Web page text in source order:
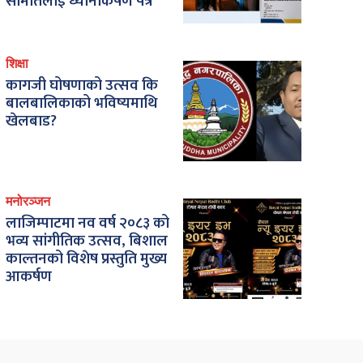
शिक्षा
कागजी घोषणाको उत्सव कि
बालबालिकाको भविष्यमाथि
खेलबाड?
मनोरञ्जन
लाजिम्पाटमा नव वर्ष २०८३ को
भव्य सांगीतिक उत्सव, बिशाल
काल्तनको विशेष प्रस्तुति मुख्य
आकर्षण